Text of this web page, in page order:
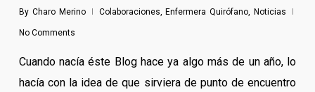
By Charo Merino Colaboraciones ,Enfermera Quirófano ,Noticias
No Comments
Cuando nacía éste Blog hace ya algo más de un año, lo
hacía con la idea de que sirviera de punto de encuentro